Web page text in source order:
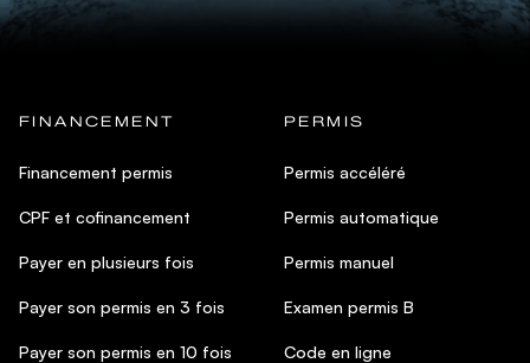
FINANCEMENT
Financement permis
CPF et cofinancement
Payer en plusieurs fois
Payer son permis en 3 fois
Payer son permis en 10 fois
PERMIS
Permis accéléré
Permis automatique
Permis manuel
Examen permis B
Code en ligne